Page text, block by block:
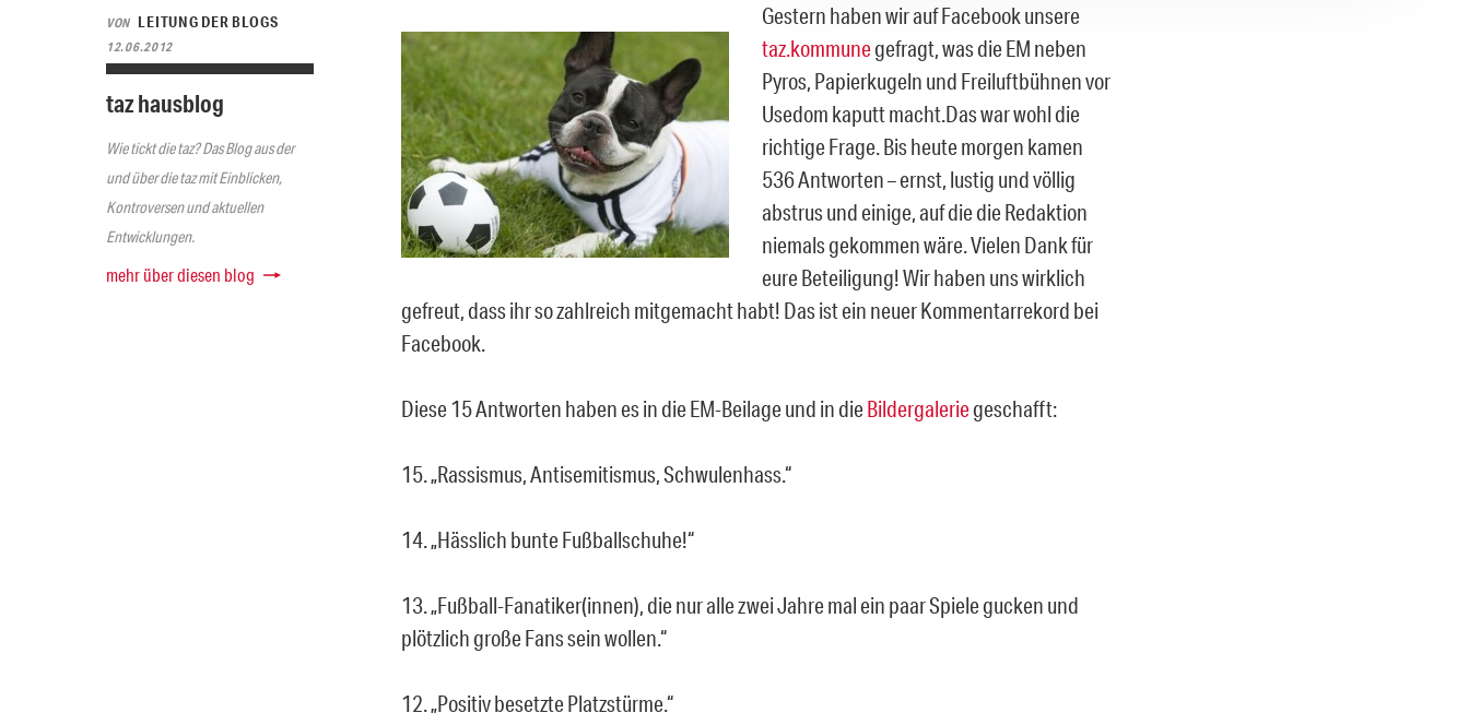
VON LEITUNG DER BLOGS
12.06.2012
taz hausblog
Wie tickt die taz? Das Blog aus der
und über die taz mit Einblicken,
Kontroversen und aktuellen
Entwicklungen.
mehr über diesen blog
Gestern haben wir auf Facebook unsere
taz.kommunegefragt, was die EM neben
Pyros, Papierkugeln und Freiluftbühnen vor
Usedom kaputt macht.Das war wohl die
richtige Frage. Bis heute morgen kamen
536 Antworten – ernst, lustig und völlig
abstrus und einige, auf die die Redaktion
niemals gekommen wäre. Vielen Dank für
eure Beteiligung! Wir haben uns wirklich
gefreut, dass ihr so zahlreich mitgemacht habt! Das ist ein neuer Kommentarrekord bei
Facebook.
Diese 15 Antworten haben es in die EM-Beilage und in dieBildergaleriegeschafft:
15. „Rassismus, Antisemitismus, Schwulenhass.“
14. „Hässlich bunte Fußballschuhe!“
13. „Fußball-Fanatiker(innen), die nur alle zwei Jahre mal ein paar Spiele gucken und
plötzlich große Fans sein wollen.“
12. „Positiv besetzte Platzstürme.“